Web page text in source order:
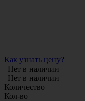
Как узнать цену?
Нет в наличии
Нет в наличии
Количество
Кол-во